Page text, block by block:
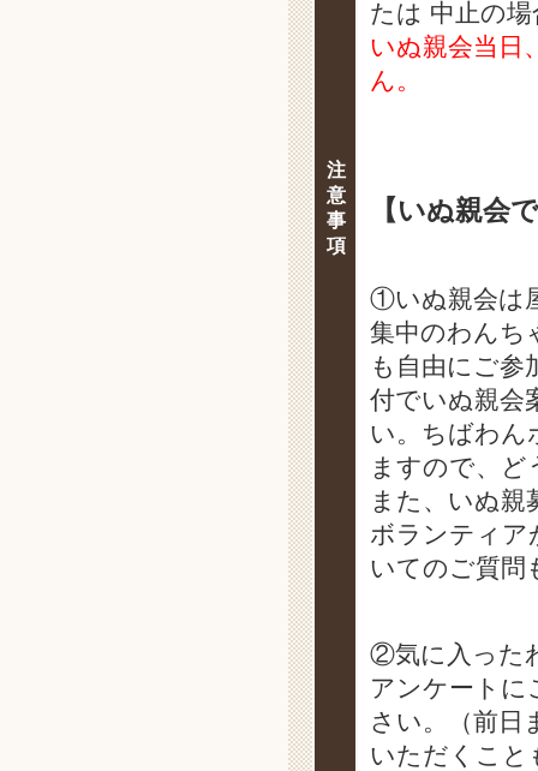
注
意
事
項
たは 中止の
いぬ親会当日
ん。
【いぬ親会
①いぬ親会は
集中のわんち
も自由にご参
付でいぬ親会
い。ちばわん
ますので、
また、いぬ
ボランティア
いてのご質問
②気に入った
アンケートに
さい。（前日
いただくこと